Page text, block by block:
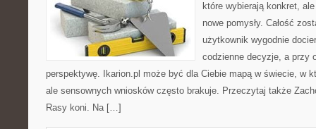
które wybierają konkret,
nowe pomysły. Całość
użytkownik wygodnie
codzienne decyzje, a przy
perspektywę. Ikarion.pl może być dla Ciebie mapą w świecie, w
ale sensownych wniosków często brakuje. Przeczytaj także
Rasy koni. Na […]